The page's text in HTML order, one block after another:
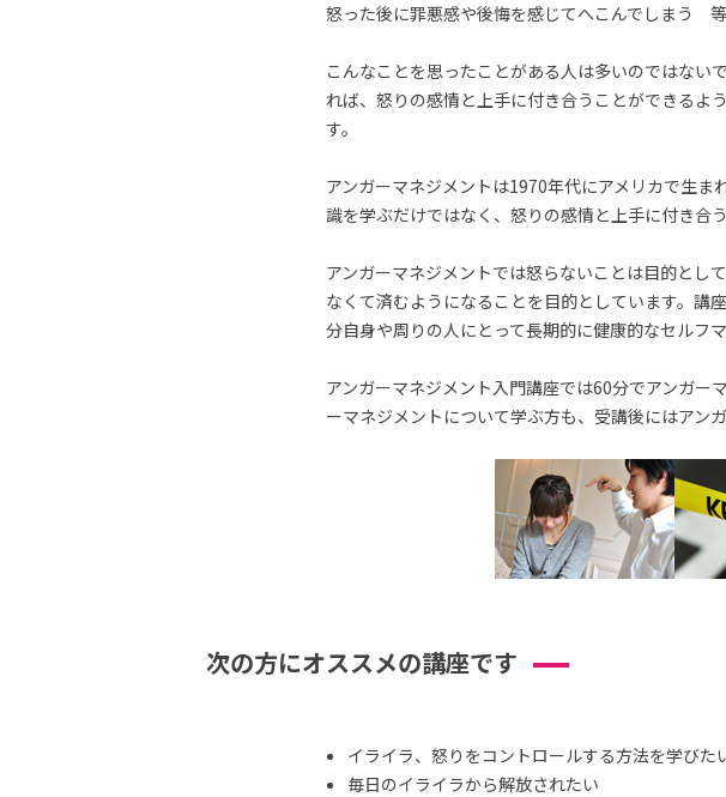
怒った後に罪悪感や後悔を感じてへこんでしまう
こんなことを思ったことがある人は多いのではない
れば、怒りの感情と上手に付き合うことができるよ
す。
アンガーマネジメントは1970年代にアメリカで生
識を学ぶだけではなく、怒りの感情と上手に付き合
アンガーマネジメントでは怒らないことは目的とし
なくて済むようになることを目的としています。講
分自身や周りの人にとって長期的に健康的なセルフ
アンガーマネジメント入門講座では60分でアンガー
ーマネジメントについて学ぶ方も、受講後にはアン
次の方にオススメの講座です
イライラ、怒りをコントロールする方法を学びた
毎日のイライラから解放されたい